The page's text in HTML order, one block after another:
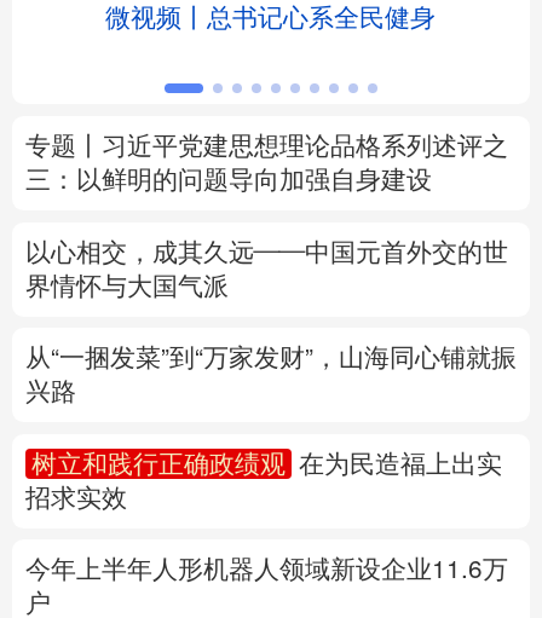
安徽 福建
河南 湖北
广东 广西 海南 重庆
陕西 甘肃
English
Русский язык 日本語 한국어
微视频丨总书记心系全民健身
专题丨 习近平党建思想理论品格系列述评之
三：以鲜明的问题导向加强自身建设
以心相交，成其久远——中国元首外交的世
界情怀与大国气派
从“一捆发菜”到“万家发财”，山海同心铺就振
兴路
树立和践行正确政绩观
在为民造福上出实
招求实效
今年上半年人形机器人领域新设企业11.6万
户